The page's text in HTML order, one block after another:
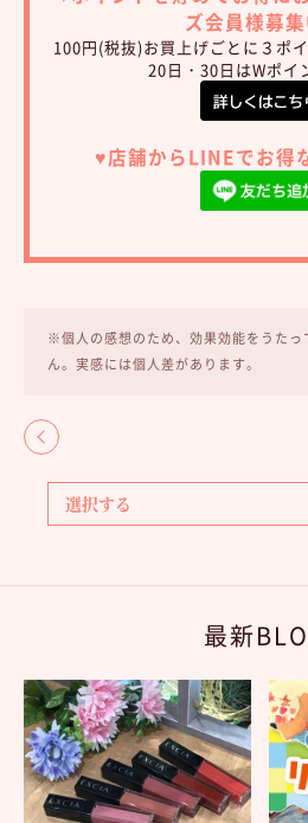
ズ会員様募集
100円(税抜)お買上げごとに３ポ
20日・30日はWポイ
♥︎店舗からLINEでお得
※個人の感想のため、効果効能をうたっ
ん。実感には個人差があります。
最新